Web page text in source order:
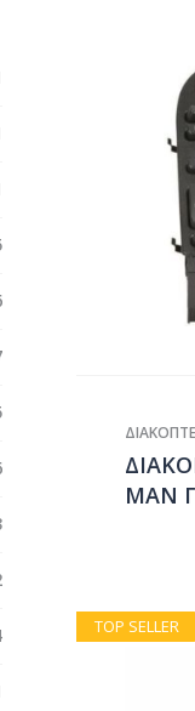
ΜΑΝ
TOP SELLER